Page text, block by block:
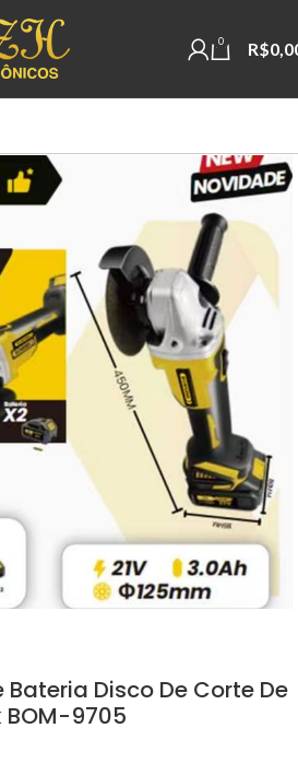
0 R$
Bateria Disco De Corte De
BOM-9705